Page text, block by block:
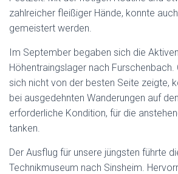
zahlreicher fleißiger Hände, konnte
gemeistert werden.
Im September begaben sich die
Höhentraingslager nach
sich nicht von der besten Seite zeigte,
bei ausgedehnten Wanderungen auf
erforderliche Kondition, für die
tanken.
Der Ausflug für unsere jüngsten führte
Technikmuseum nach Sinsheim.